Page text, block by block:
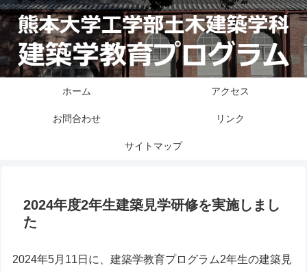
ホーム アクセス
お問合わせ リンク
サイトマップ
2024年度2年生建築見学研修を実施しまし
た
2024年5月11日に、建築学教育プログラム2年生の建築見